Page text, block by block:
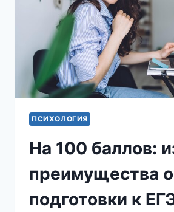
ПСИХОЛОГИЯ
На 100 баллов:
преимущества
подготовки к